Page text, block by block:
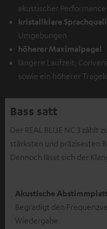
akustischer Performance
kristallklare
Umgebungen
höherer Maximalpegel
längere Laufzeit,
sowie ein höherer
Bass satt
Der REAL BLUE NC 3 zählt
stärksten und präzisesten
Dennoch lässt sich der
Akustische
Begradigt den
Wiedergabe.